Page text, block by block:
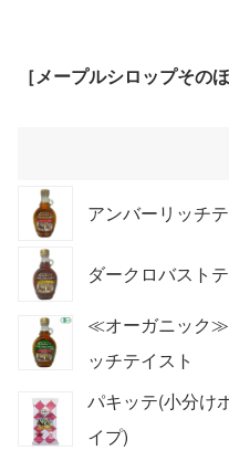
［メープルシロップその
アンバーリッチ
ダークロバスト
≪オーガニック≫
ッチテイスト
パキッテ(小分け
イプ)